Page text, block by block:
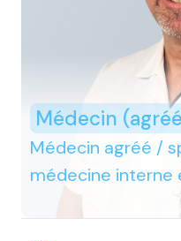
Médecin
Médecin agréé /
médecine interne